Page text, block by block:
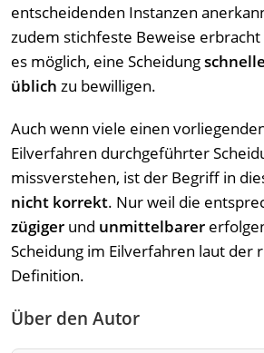
entscheidenden Instanzen
zudem stichfeste Beweise
es möglich, eine Scheidung
üblich zu bewilligen.
Auch wenn viele einen
Eilverfahren durchgeführter
missverstehen, ist der Begriff in
nicht korrekt. Nur weil die
zügiger und unmittelbarer
Scheidung im Eilverfahren laut der
Definition.
Über den Autor